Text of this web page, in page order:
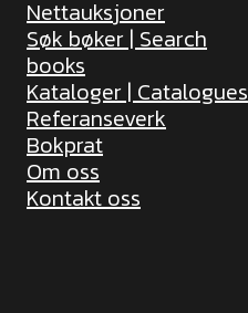
Nettauksjoner
Søk bøker | Search
books
Kataloger | Catalogues
Referanseverk
Bokprat
Om oss
Kontakt oss